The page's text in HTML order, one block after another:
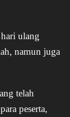
ulang
namun juga
telah
peserta,